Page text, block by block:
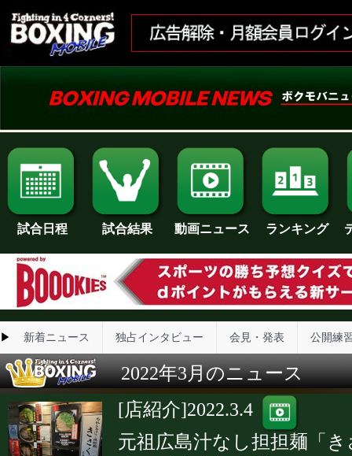
試合日程 試合結果 動画ニュース ランキング
▶ 新着ニュース 独占インタビュー 会見・発表 公開練
2022年3月のニュース
[店紹介]2022.3.4
元祖広島汁なし担担麺「き